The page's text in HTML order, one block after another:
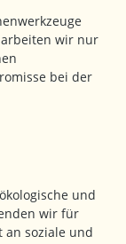
wir nur
bei der
und
wir für
an soziale und